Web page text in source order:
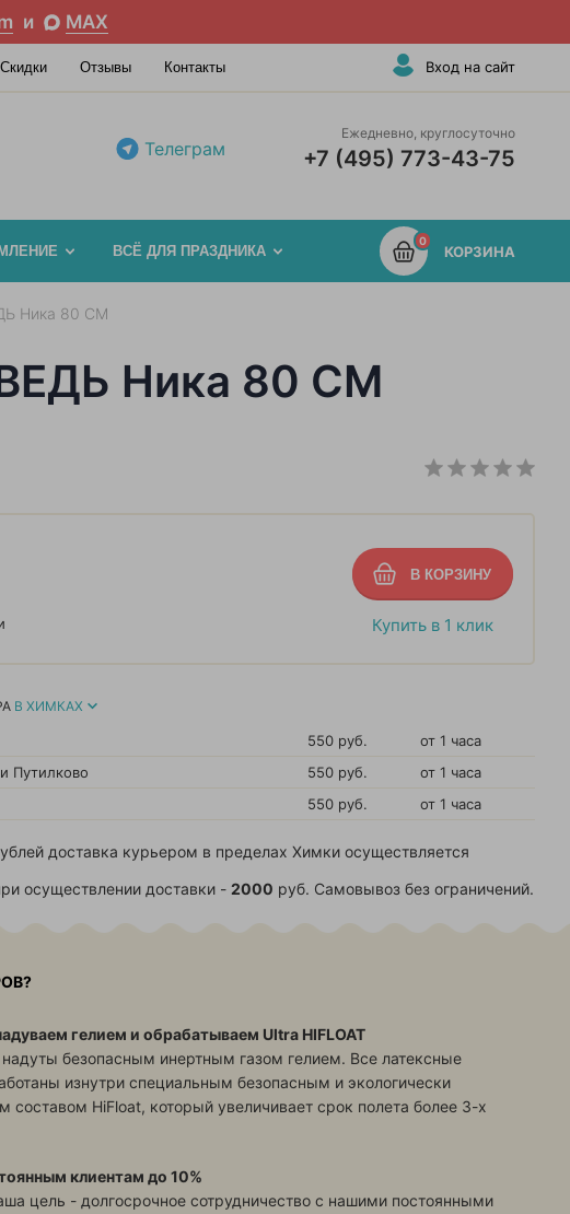
и MAX
Скидки Отзывы Контакты Вход на сайт
Телеграм
Ежедневно, круглосуточно
+7 (495) 773-43-75
0
КОРЗИНА
ВСЁ ДЛЯ ПРАЗДНИКА
Ника 80 СМ
Ника 80 СМ
Купить в 1 клик
В ХИМКАХ
550 руб.
от 1 часа
Путилково
550 руб.
от 1 часа
550 руб. от 1 часа
доставка курьером в пределах Химки осуществляется
осуществлении доставки - 2000 руб. Самовывоз без ограничений.
гелием и обрабатываем Ultra HIFLOAT
безопасным инертным газом гелием. Все латексные
изнутри специальным безопасным и экологически
составом HiFloat, который увеличивает срок полета более 3-х
клиентам до 10%
цель - долгосрочное сотрудничество с нашими постоянными